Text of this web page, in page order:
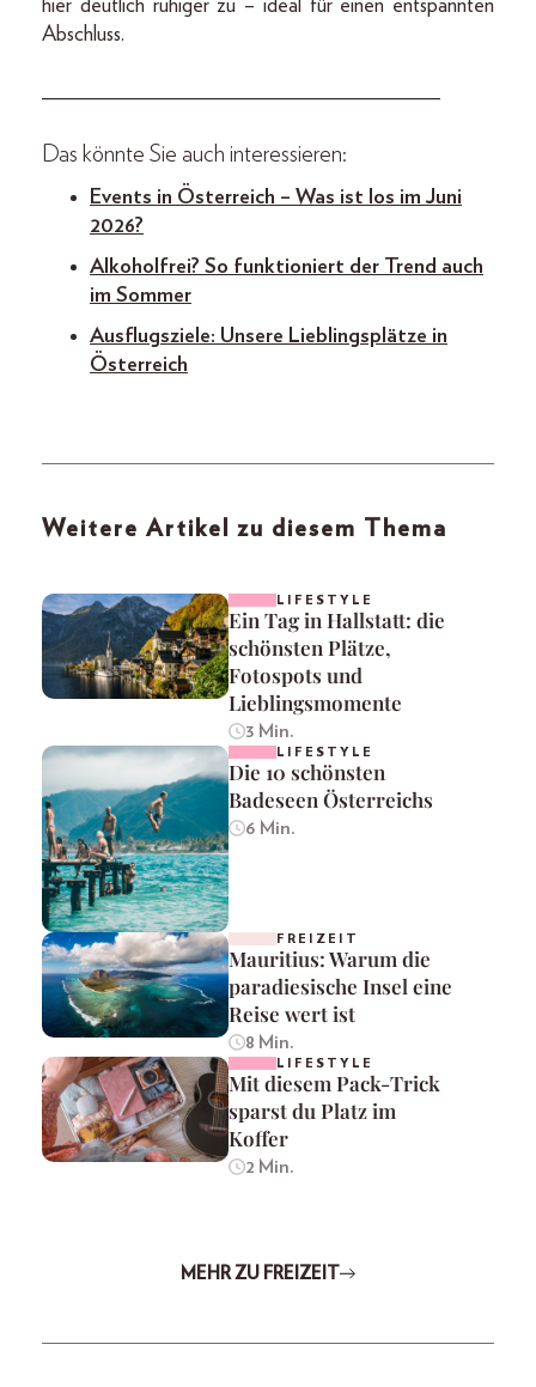
hier deutlich ruhiger zu – ideal für einen entspannten
Abschluss.
_____________________________________
Das könnte Sie auch interessieren:
Events in Österreich – Was ist los im Juni
2026?
Alkoholfrei? So funktioniert der Trend auch
im Sommer
Ausflugsziele: Unsere Lieblingsplätze in
Österreich
Weitere Artikel zu diesem Thema
LIFESTYLE
Ein Tag in Hallstatt: die
schönsten Plätze,
Fotospots und
Lieblingsmomente
3 Min.
LIFESTYLE
Die 10 schönsten
Badeseen Österreichs
6 Min.
FREIZEIT
Mauritius: Warum die
paradiesische Insel eine
Reise wert ist
8 Min.
LIFESTYLE
Mit diesem Pack-Trick
sparst du Platz im
Koffer
2 Min.
MEHR ZU FREIZEIT